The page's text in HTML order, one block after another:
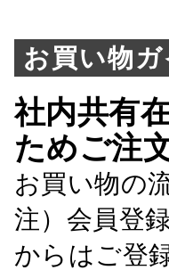
お買い
社内共有
ためご注
お買い物の
注）会員登
からはご登